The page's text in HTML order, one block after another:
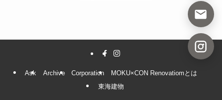
Ask Archive Corporation
MOKU×CON Renovatiomとは
東海建物